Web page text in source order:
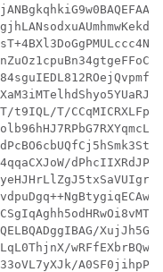
t9IQL/T/